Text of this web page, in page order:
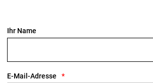
Ihr Name
E-Mail-Adresse